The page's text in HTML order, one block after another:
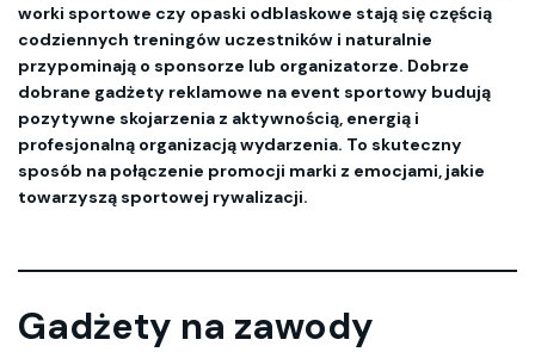
worki sportowe czy opaski odblaskowe stają się częścią
codziennych treningów uczestników i naturalnie
przypominają o sponsorze lub organizatorze. Dobrze
dobrane gadżety reklamowe na event sportowy budują
pozytywne skojarzenia z aktywnością, energią i
profesjonalną organizacją wydarzenia. To skuteczny
sposób na połączenie promocji marki z emocjami, jakie
towarzyszą sportowej rywalizacji.
Gadżety na zawody